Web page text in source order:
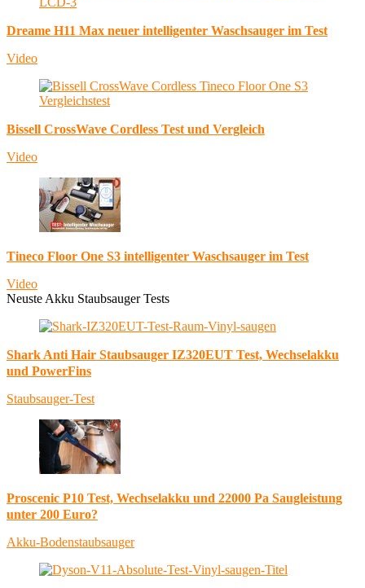
Dreame H11 Max neuer intelligenter Waschsauger im Test
Video
Bissell CrossWave Cordless Test und Vergleich
Video
Tineco Floor One S3 intelligenter Waschsauger im Test
Video
Neuste Akku Staubsauger Tests
Shark Anti Hair Staubsauger IZ320EUT Test, Wechselakku
und PowerFins
Staubsauger-Test
Proscenic P10 Test, Wechselakku und 22000 Pa Saugleistung
unter 200 Euro?
Akku-Bodenstaubsauger